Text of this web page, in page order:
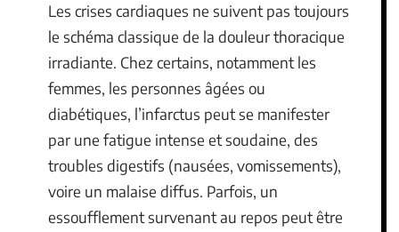
Les crises cardiaques ne suivent pas toujours
le schéma classique de la douleur thoracique
irradiante. Chez certains, notamment les
femmes, les personnes âgées ou
diabétiques, l’infarctus peut se manifester
par une fatigue intense et soudaine, des
troubles digestifs (nausées, vomissements),
voire un malaise diffus. Parfois, un
essoufflement survenant au repos peut être